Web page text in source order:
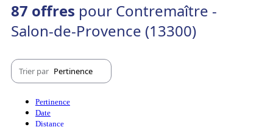
87 offres pour Contremaître -
Salon-de-Provence (13300)
Trier par Pertinence
Pertinence
Date
Distance